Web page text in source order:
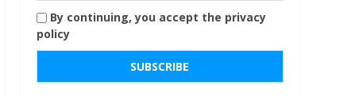
By continuing, you accept the privacy
policy